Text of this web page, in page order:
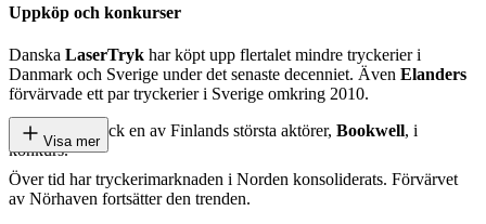
Uppköp och konkurser
Danska LaserTryk har köpt upp flertalet mindre tryckerier i
Danmark och Sverige under det senaste decenniet. Även Elanders
förvärvade ett par tryckerier i Sverige omkring 2010.
Under 2021 gick en av Finlands största aktörer, Bookwell, i
konkurs.
Visa mer
Över tid har tryckerimarknaden i Norden konsoliderats. Förvärvet
av Nörhaven fortsätter den trenden.